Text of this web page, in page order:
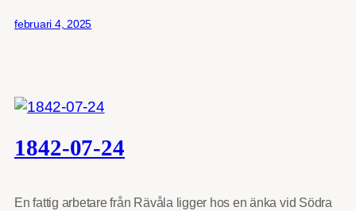
februari 4, 2025
1842-07-24
En fattig arbetare från Rävåla ligger hos en änka vid Södra